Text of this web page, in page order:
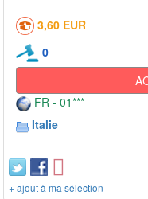
3,60 EUR
0
FR - 01***
Italie
+ ajout à ma sélection